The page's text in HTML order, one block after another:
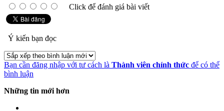
Click để đánh giá bài viết
Ý kiến bạn đọc
Bạn cần đăng nhập với tư cách là Thành viên chính thức để có thể
bình luận
Những tin mới hơn